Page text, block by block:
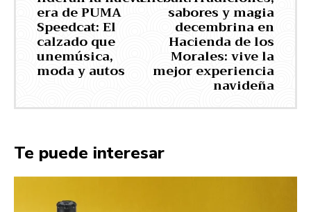
era de PUMA
Speedcat: El
calzado que
unemúsica,
moda y autos
sabores y magia
decembrina en
Hacienda de los
Morales: vive la
mejor experiencia
navideña
Te puede interesar